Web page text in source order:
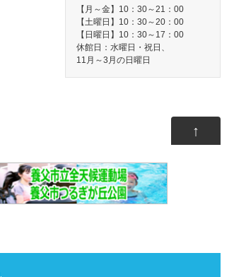
【月～金】10：30～21：00
【土曜日】10：30～20：00
【日曜日】10：30～17：00
休館日：水曜日・祝日、
11月～3月の日曜日
↑